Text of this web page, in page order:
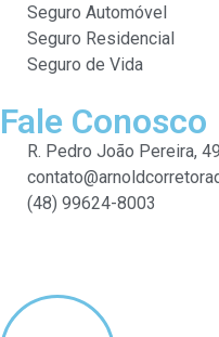
Seguro Automóvel
Seguro Residencial
Seguro de Vida
Fale Conosco
R. Pedro João Pereira,
(48) 99624-8003